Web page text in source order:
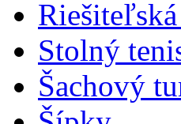
Stolný
Šachový